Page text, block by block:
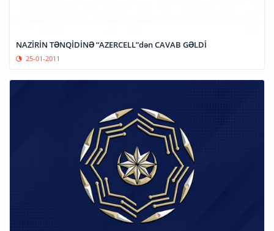
NAZİRİN TƏNQİDİNƏ “AZERCELL”dən CAVAB GƏLDİ
25-01-2011